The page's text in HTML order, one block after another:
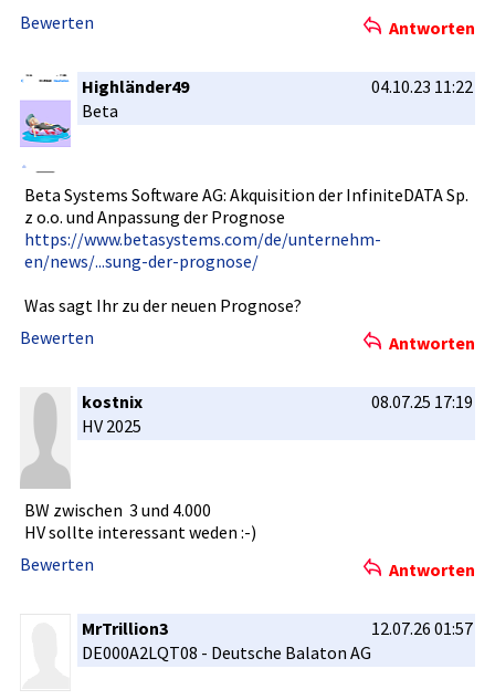
Bewerten
Antworten
Highländer49
04.10.23 11:22
Beta
Beta Systems Software AG: Akquisitio­n der InfiniteDA­TA Sp.
z o.o. und Anpassung der Prognose
https://ww­w.betasyst­ems.com/de­/unternehm­
en/news/..­.sung-der-­prognose/
Was sagt Ihr zu der neuen Prognose?
Bewerten
Antworten
kostnix
08.07.25 17:19
HV 2025
BW zwischen 3 und 4.000
HV sollte interessan­t weden :-)
Bewerten
Antworten
MrTrillion3
12.07.26 01:57
DE000A2LQT­08 - Deutsche Balaton AG